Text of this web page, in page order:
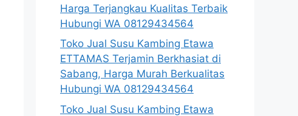
Harga Terjangkau Kualitas Terbaik
Hubungi WA 08129434564
Toko Jual Susu Kambing Etawa
ETTAMAS Terjamin Berkhasiat di
Sabang, Harga Murah Berkualitas
Hubungi WA 08129434564
Toko Jual Susu Kambing Etawa